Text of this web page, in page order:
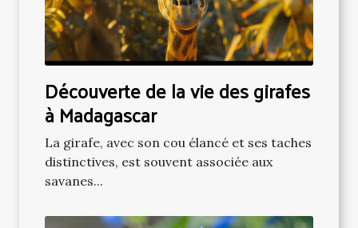
Découverte de la vie des girafes
à Madagascar
La girafe, avec son cou élancé et ses taches
distinctives, est souvent associée aux
savanes...